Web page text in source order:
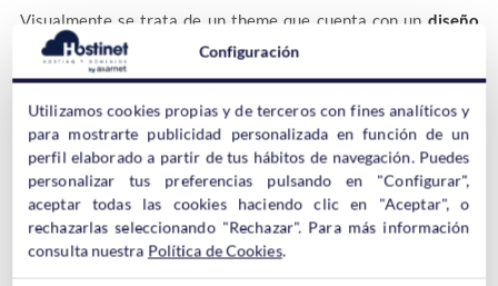
Visualmente se trata de un theme que cuenta con un diseño
alegre que funciona a la perfección bajo dispositivos móviles
y toda clase de navegadores (100% responsive).
A través de su panel de opciones, podemos cambiar fácilmente
su configuración, colores, logotipo, diseño y otros aspectos.
Es posible traducir todos los textos predeterminados del
theme sin tener que lidiar con su código fuente, lo cual facilita
Configuración
Utilizamos cookies propias y de terceros con fines analíticos y
para mostrarte publicidad personalizada en función de un
perfil elaborado a partir de tus hábitos de navegación. Puedes
personalizar tus preferencias pulsando en "Configurar",
aceptar todas las cookies haciendo clic en "Aceptar", o
rechazarlas seleccionando "Rechazar". Para más información
consulta nuestra Política de Cookies.